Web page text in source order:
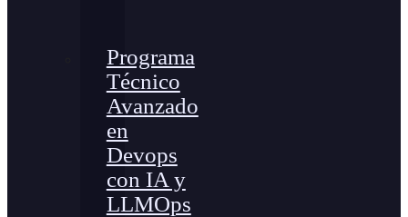
Programa
Técnico
Avanzado
en
Devops
con IA y
LLMOps